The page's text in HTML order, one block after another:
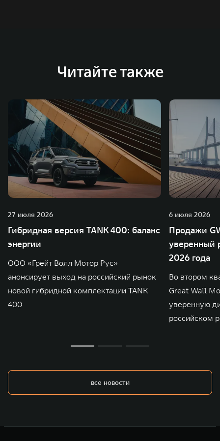
зарубежных – в России, Таиланде, Бразилии и Индии, а
Читайте также
27 июля 2026
Гибридная версия TANK 400: баланс
энергии
ООО «Грейт Волл Мотор Рус»
анонсирует выход на российский рынок
новой гибридной комплектации TANK
400
6 июля 2026
Продажи
уверенный
2026 года
Во втором
Great Wall
уверенную
российском
все новости